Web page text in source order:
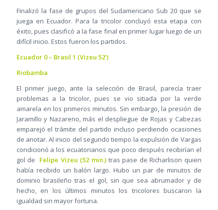
Finalizó la fase de grupos del Sudamericano Sub 20 que se
juega en Ecuador. Para la tricolor concluyó esta etapa con
éxito, pues clasificó a la fase final en primer lugar luego de un
difícil inicio. Estos fueron los partidos.
Ecuador 0 – Brasil 1 (Vizeu 52’)
Riobamba
El primer juego, ante la selección de Brasil, parecía traer
problemas a la tricolor, pues se vio sitiada por la verde
amarela en los primeros minutos. Sin embargo, la presión de
Jaramillo y Nazareno, más el despliegue de Rojas y Cabezas
emparejó el trámite del partido incluso perdiendo ocasiones
de anotar. Al inicio del segundo tiempo la expulsión de Vargas
condicionó a los ecuatorianos que poco después recibirían el
gol de
Felipe Vizeu (52 min.)tras pase de Richarlison quien
había recibido un balón largo. Hubo un par de minutos de
dominio brasileño tras el gol, sin que sea abrumador y de
hecho, en los últimos minutos los tricolores buscaron la
igualdad sin mayor fortuna.